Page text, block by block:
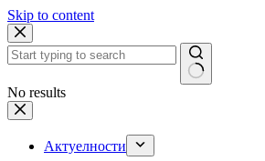
Skip to content
No results
Актуелности